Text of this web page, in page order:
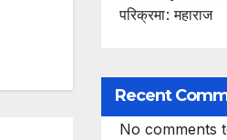
परिक्रमा: महाराज
Recent
No comments